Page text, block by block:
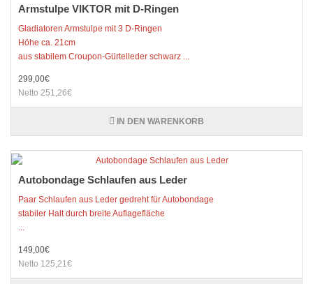
Armstulpe VIKTOR mit D-Ringen
Gladiatoren Armstulpe mit 3 D-Ringen
Höhe ca. 21cm
aus stabilem Croupon-Gürtelleder schwarz ...
299,00€
Netto 251,26€
IN DEN WARENKORB
Autobondage Schlaufen aus Leder
Paar Schlaufen aus Leder gedreht für Autobondage
stabiler Halt durch breite Auflagefläche
...
149,00€
Netto 125,21€